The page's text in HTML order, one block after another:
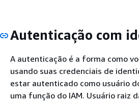
Autenticação com
A autenticação é a forma como
usando suas credenciais de
estar autenticado como usuário
uma função do IAM. Usuário raiz